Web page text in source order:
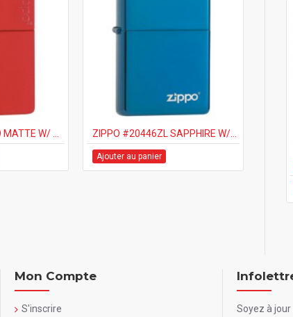
ZIPPO #20446ZL SAPPHIRE W/ZIPPO LOGO
Ajouter au panier
Mon Compte
S'inscrire
Soyez à